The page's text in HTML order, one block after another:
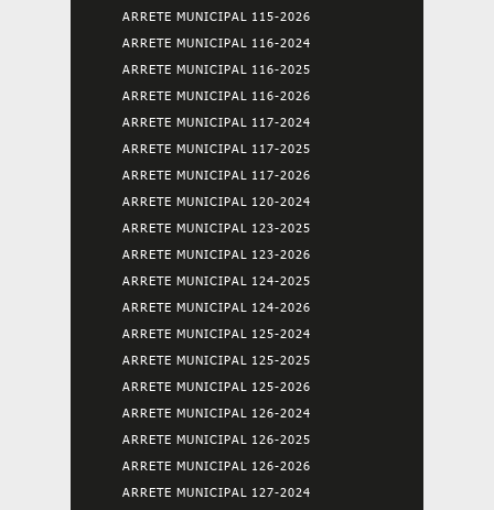
ARRETE MUNICIPAL 115-2026
ARRETE MUNICIPAL 116-2024
ARRETE MUNICIPAL 116-2025
ARRETE MUNICIPAL 116-2026
ARRETE MUNICIPAL 117-2024
ARRETE MUNICIPAL 117-2025
ARRETE MUNICIPAL 117-2026
ARRETE MUNICIPAL 120-2024
ARRETE MUNICIPAL 123-2025
ARRETE MUNICIPAL 123-2026
ARRETE MUNICIPAL 124-2025
ARRETE MUNICIPAL 124-2026
ARRETE MUNICIPAL 125-2024
ARRETE MUNICIPAL 125-2025
ARRETE MUNICIPAL 125-2026
ARRETE MUNICIPAL 126-2024
ARRETE MUNICIPAL 126-2025
ARRETE MUNICIPAL 126-2026
ARRETE MUNICIPAL 127-2024